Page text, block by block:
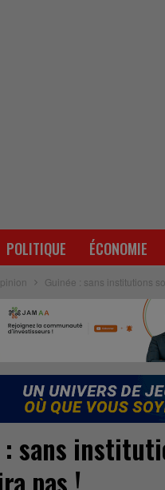
POLITIQUE ÉCONOMIE
Guinée : sans institutions
: sans